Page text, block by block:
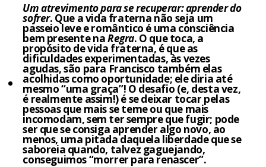
Um atrevimento para se recuperar: aprender do
sofrer. Que a vida fraterna não seja um
passeio leve e romântico é uma consciência
bem presente naRegra. O que toca, a
propósito de vida fraterna, é que as
dificuldades experimentadas, às vezes
agudas, são para Francisco também elas
acolhidas como oportunidade; ele diria até
mesmo “uma graça”! O desafio (e, desta vez,
é realmente assim!) é se deixar tocar pelas
pessoas que mais se teme ou que mais
incomodam, sem ter sempre que fugir; pode
ser que se consiga aprender algo novo, ao
menos, uma pitada daquela liberdade que se
saboreia quando, talvez gaguejando,
conseguimos “morrer para renascer”.